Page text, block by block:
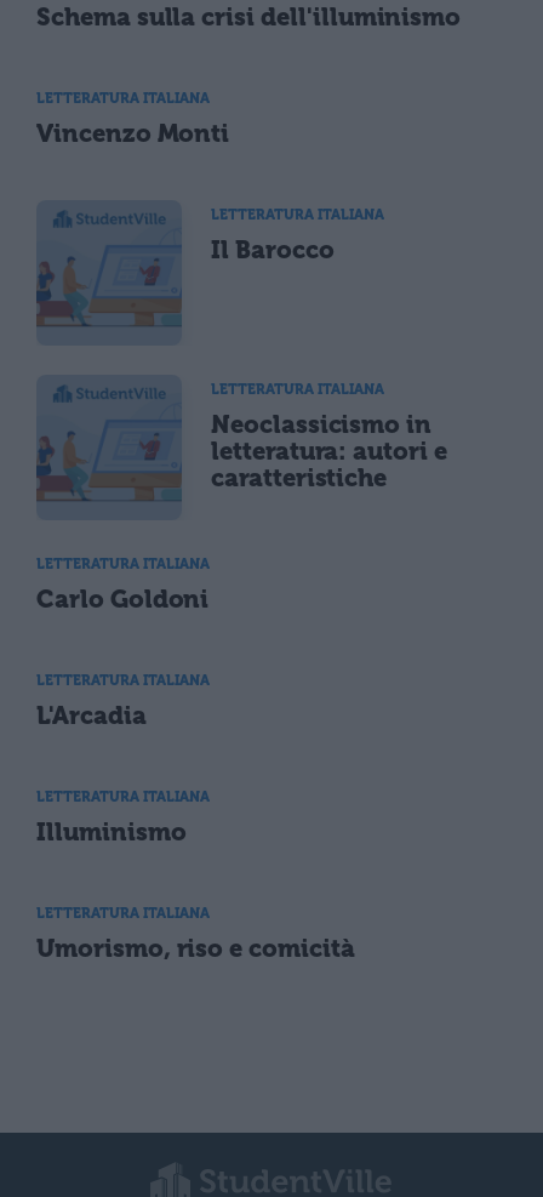
Schema sulla crisi dell'illuminismo
LETTERATURA ITALIANA
Vincenzo Monti
LETTERATURA ITALIANA
Il Barocco
LETTERATURA ITALIANA
Neoclassicismo in
letteratura: autori e
caratteristiche
LETTERATURA ITALIANA
Carlo Goldoni
LETTERATURA ITALIANA
L'Arcadia
LETTERATURA ITALIANA
Illuminismo
LETTERATURA ITALIANA
Umorismo, riso e comicità